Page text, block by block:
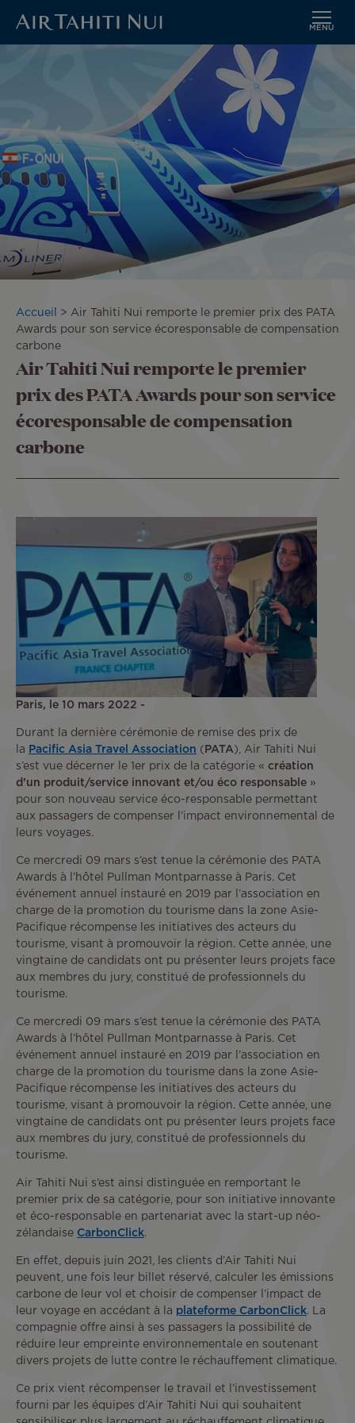
MENU
Fil
d'Ariane
Accueil
Air Tahiti Nui remporte le premier prix des PATA
Awards pour son service écoresponsable de compensation
carbone
Air Tahiti Nui remporte le premier
prix des PATA Awards pour son service
écoresponsable de compensation
carbone
Paris, le 10 mars 2022 -
Durant la dernière cérémonie de remise des prix de
la
Pacific Asia Travel Association ( PATA), Air Tahiti Nui
s’est vue décerner le 1er prix de la catégorie « création
d’un produit/service innovant et/ou éco responsable »
pour son nouveau service éco-responsable permettant
aux passagers de compenser l’impact environnemental de
leurs voyages.
Ce mercredi 09 mars s’est tenue la cérémonie des PATA
Awards à l’hôtel Pullman Montparnasse à Paris. Cet
événement annuel instauré en 2019 par l’association en
charge de la promotion du tourisme dans la zone Asie-
Pacifique récompense les initiatives des acteurs du
tourisme, visant à promouvoir la région. Cette année, une
vingtaine de candidats ont pu présenter leurs projets face
aux membres du jury, constitué de professionnels du
tourisme.
Ce mercredi 09 mars s’est tenue la cérémonie des PATA
Awards à l’hôtel Pullman Montparnasse à Paris. Cet
événement annuel instauré en 2019 par l’association en
charge de la promotion du tourisme dans la zone Asie-
Pacifique récompense les initiatives des acteurs du
tourisme, visant à promouvoir la région. Cette année, une
vingtaine de candidats ont pu présenter leurs projets face
aux membres du jury, constitué de professionnels du
tourisme.
Air Tahiti Nui s’est ainsi distinguée en remportant le
premier prix de sa catégorie, pour son initiative innovante
et éco-responsable en partenariat avec la start-up néo-
zélandaise CarbonClick.
En effet, depuis juin 2021, les clients d’Air Tahiti Nui
peuvent, une fois leur billet réservé, calculer les émissions
carbone de leur vol et choisir de compenser l’impact de
leur voyage en accédant à la plateforme CarbonClick. La
compagnie offre ainsi à ses passagers la possibilité de
réduire leur empreinte environnementale en soutenant
divers projets de lutte contre le réchauffement climatique.
Ce prix vient récompenser le travail et l’investissement
fourni par les équipes d’Air Tahiti Nui qui souhaitent